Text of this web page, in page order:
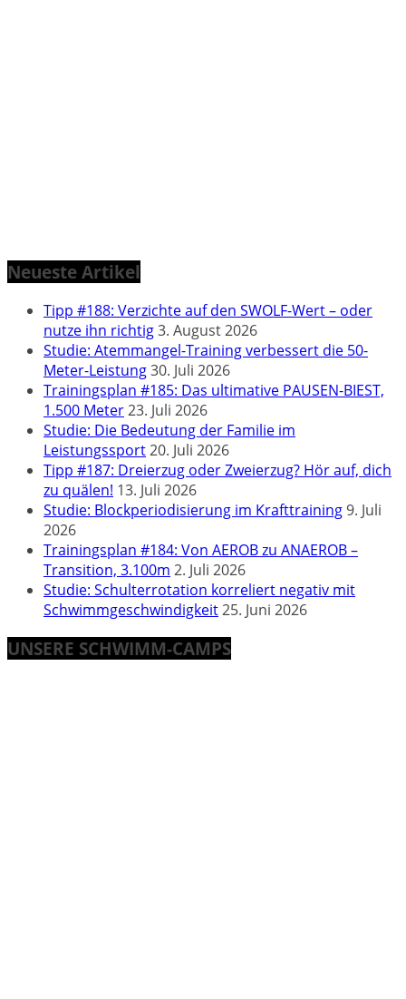
Neueste Artikel
Tipp #188: Verzichte auf den SWOLF-Wert – oder
nutze ihn richtig3. August 2026
Studie: Atemmangel-Training verbessert die 50-
Meter-Leistung30. Juli 2026
Trainingsplan #185: Das ultimative PAUSEN-BIEST,
1.500 Meter23. Juli 2026
Studie: Die Bedeutung der Familie im
Leistungssport20. Juli 2026
Tipp #187: Dreierzug oder Zweierzug? Hör auf, dich
zu quälen! 13. Juli 2026
Studie: Blockperiodisierung im Krafttraining9. Juli
2026
Trainingsplan #184: Von AEROB zu ANAEROB –
Transition, 3.100m 2. Juli 2026
Studie: Schulterrotation korreliert negativ mit
Schwimmgeschwindigkeit25. Juni 2026
UNSERE SCHWIMM-CAMPS